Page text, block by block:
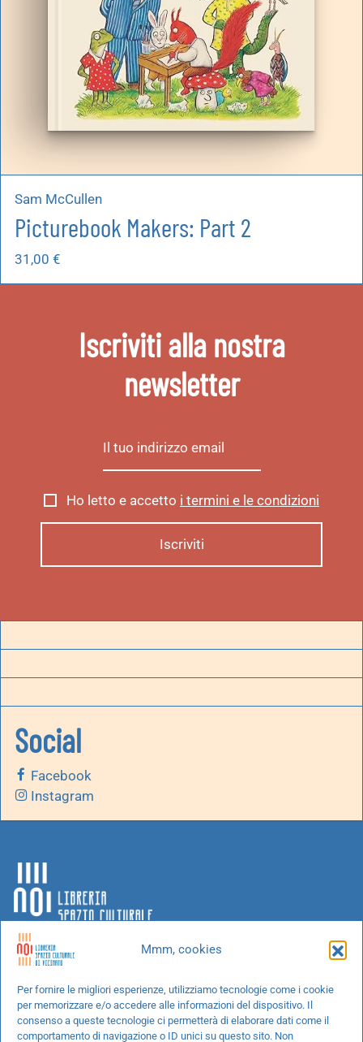
Mmm, cookies
Per fornire le migliori esperienze, utilizziamo tecnologie come i cookie
per memorizzare e/o accedere alle informazioni del dispositivo. Il
consenso a queste tecnologie ci permetterà di elaborare dati come il
comportamento di navigazione o ID unici su questo sito. Non
Sam McCullen
Picturebook Makers: Part 2
31,00 €
Iscriviti alla nostra
newsletter
Ho letto e accetto i termini e le condizioni
Social
Facebook
Instagram
Chi siamo
Progetti speciali
Richiedi un libro